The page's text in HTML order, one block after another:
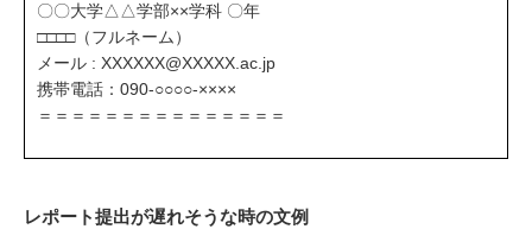
〇〇大学△△学部××学科 〇年
□□□□（フルネーム）
メール : XXXXXX@XXXXX.ac.jp
携帯電話：090-○○○○-××××
＝＝＝＝＝＝＝＝＝＝＝＝＝＝＝
レポート提出が遅れそうな時の文例